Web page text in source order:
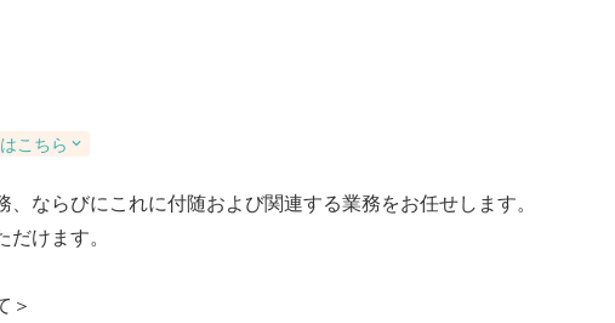
こちら
ならびにこれに付随および関連する業務をお任せします。
けます。
＞